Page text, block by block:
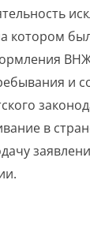
котором
и
в